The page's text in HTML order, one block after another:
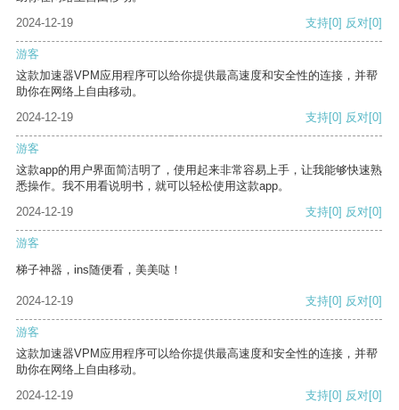
2024-12-19
支持[0] 反对[0]
游客
这款加速器VPM应用程序可以给你提供最高速度和安全性的连接，并帮
助你在网络上自由移动。
2024-12-19
支持[0] 反对[0]
游客
这款app的用户界面简洁明了，使用起来非常容易上手，让我能够快速熟
悉操作。我不用看说明书，就可以轻松使用这款app。
2024-12-19
支持[0] 反对[0]
游客
梯子神器，ins随便看，美美哒！
2024-12-19 支持[0] 反对[0]
游客
这款加速器VPM应用程序可以给你提供最高速度和安全性的连接，并帮
助你在网络上自由移动。
2024-12-19
支持[0] 反对[0]